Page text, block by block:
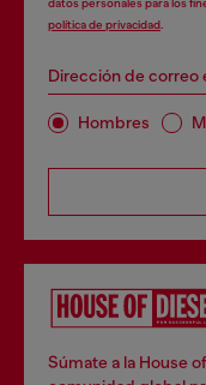
datos personales para los
política de privacidad
Dirección de correo
Hombres
Súmate a la House